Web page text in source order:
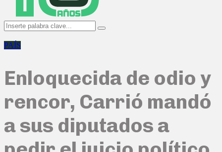
Search
for:
Search
PAÍS
Enloquecida de odio y
rencor, Carrió mandó
a sus diputados a